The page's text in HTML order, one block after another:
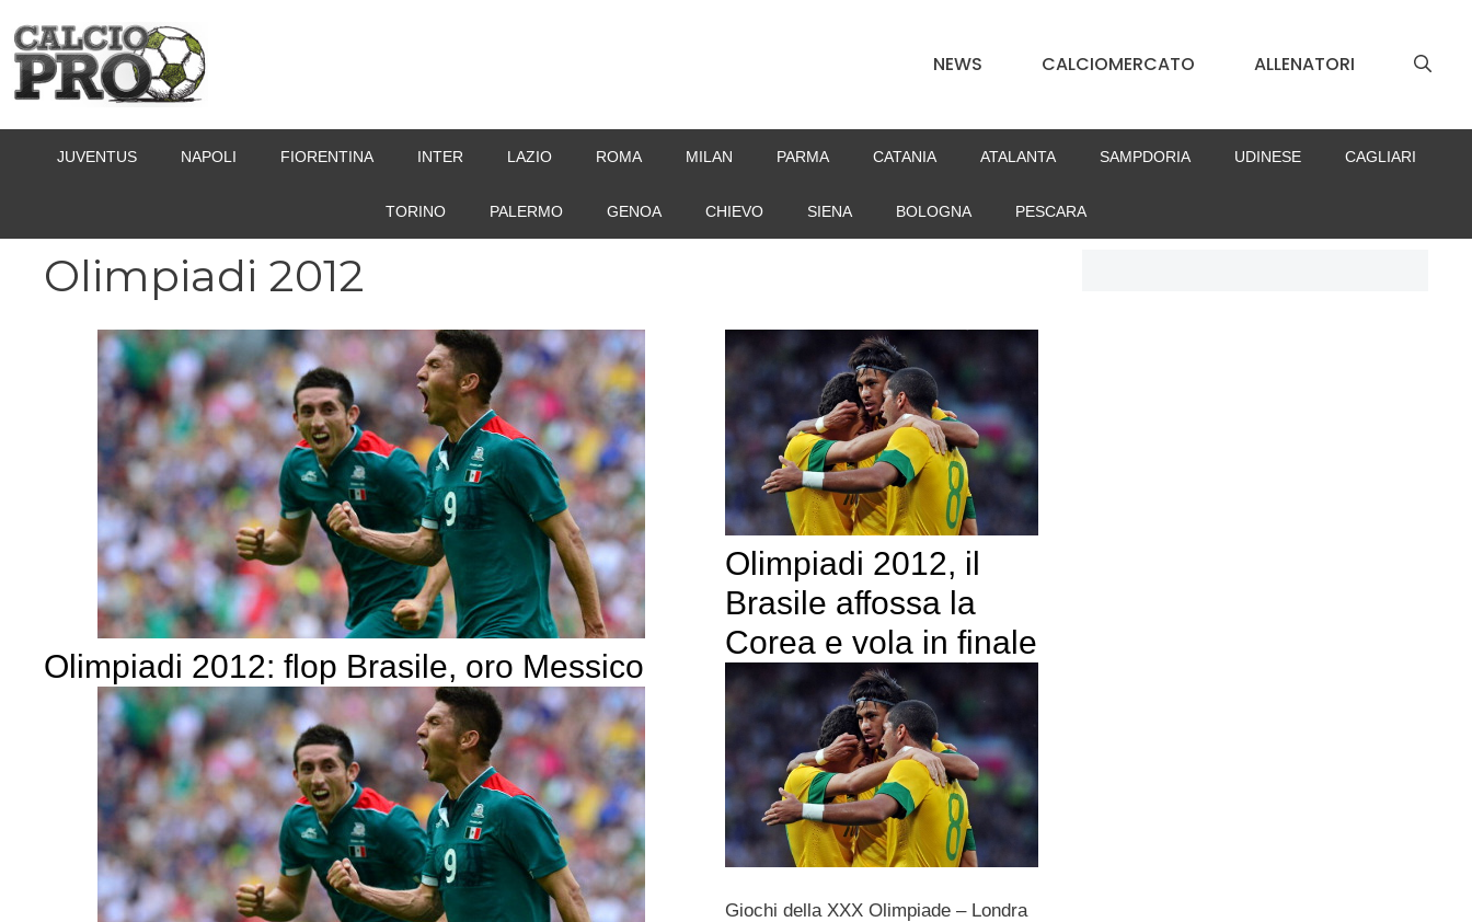
contenuto
NEWS CALCIOMERCATO ALLENATORI
JUVENTUS NAPOLI FIORENTINA INTER LAZIO ROMA MILAN PARMA CATANIA ATALANTA SAMPDORIA UDINESE CAGLIARI
TORINO PALERMO GENOA CHIEVO SIENA BOLOGNA PESCARA
Olimpiadi 2012
Olimpiadi 2012: flop Brasile, oro Messico
Olimpiadi 2012, il
Brasile affossa la
Corea e vola in finale
Giochi della XXX Olimpiade – Londra